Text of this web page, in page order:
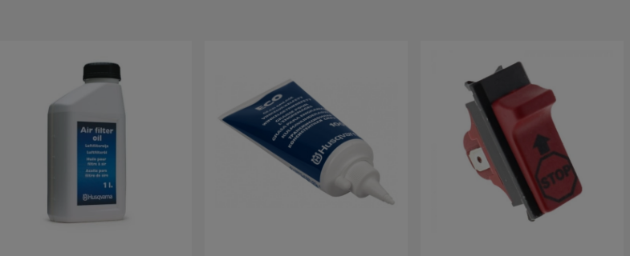
Kliknij tutaj, aby zobaczyć katalog części i listę części dla Husqvarna 326LDX
20061400001-20070100000
Kliknij tutaj, aby zobaczyć katalog części i listę części dla Husqvarna 326LDX
20070100001-20091800000
Kliknij tutaj, aby zobaczyć katalog części i listę części dla Husqvarna 326LDX
20091800001-Current